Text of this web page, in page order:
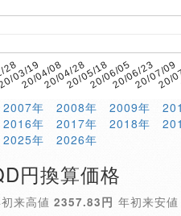
03/19
20/04/0820/04/2820/05/1820/06/0520/06/2320/07/09
20/
2007年 2008年 2009年
2016年 2017年 2018年
2025年 2026年
円換算価格
来高値 2357.83円 年初来安値